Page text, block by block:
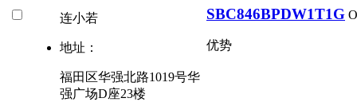
连小若
地址：
福田区华强北路1019号华
强广场D座23楼
SBC846BPDW1T1G
优势